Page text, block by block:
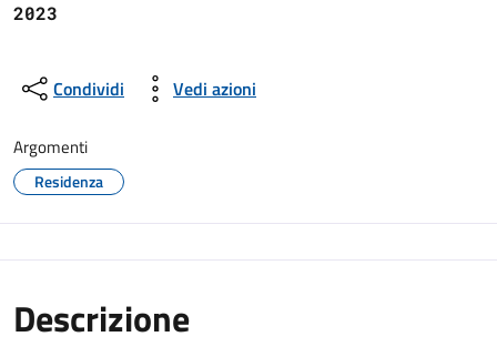
2023
Condividi Vedi azioni
Argomenti
Residenza
Descrizione